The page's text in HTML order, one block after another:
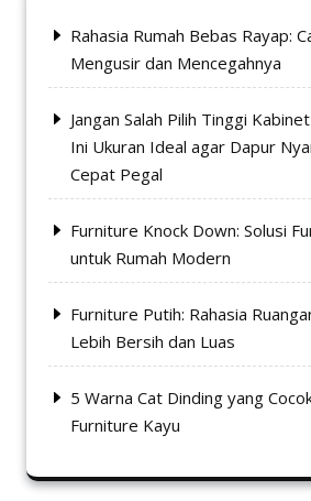
Rahasia Rumah Bebas Rayap:
Mengusir dan Mencegahnya
Jangan Salah Pilih Tinggi
Ini Ukuran Ideal agar Dapur
Cepat Pegal
Furniture Knock Down: Solusi
untuk Rumah Modern
Furniture Putih: Rahasia
Lebih Bersih dan Luas
5 Warna Cat Dinding yang
Furniture Kayu